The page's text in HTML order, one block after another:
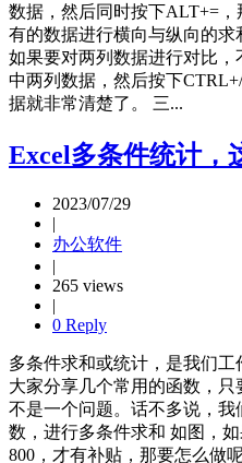
数据，然后同时按下ALT+=
有的数据进行横向与纵向的
如果要对两列数据进行对比
中两列数据，然后按下
据就非常清楚了。 三...
Excel多条件统计，
2023/07/29
|
办公软件
|
265 views
|
0 Reply
多条件求和或统计，是我们
大家分享几个常用的函数，
不是一个问题。话不多说，
数，进行多条件求和 如图，
800，才有补贴，那要怎么做